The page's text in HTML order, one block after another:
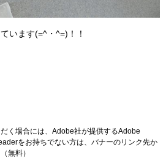
います(=^・^=)！！
く場合には、Adobe社が提供するAdobe
をお持ちでない方は、バナーのリンク先か
無料）